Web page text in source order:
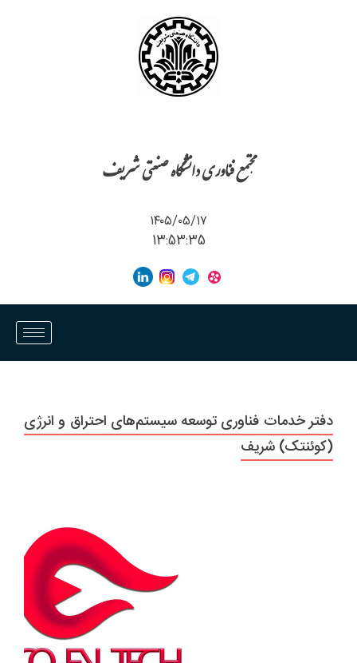
مجتمع فناوری دانشگاه صنعتی شریف
۱۴۰۵/۰۵/۱۷
13:53:36
دفتر خدمات فناوری توسعه سیستم‌های احتراق و انرژی
(کوئنتک) شریف